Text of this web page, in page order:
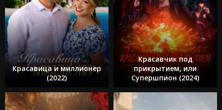
Красавица и миллионер
(2022)
Красавчик под
прикрытием, или
Супершпион (2024)